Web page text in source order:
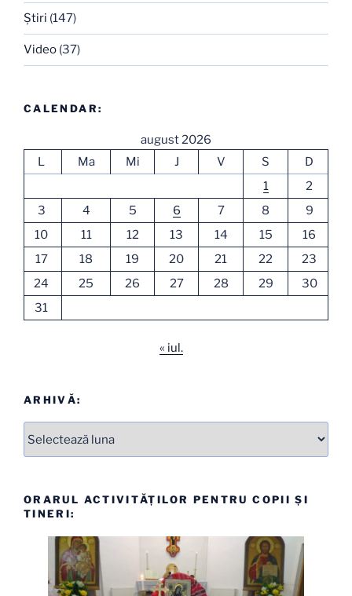
Ştiri (147)
Video (37)
CALENDAR:
august 2026
L
Ma Mi J V S
D
1
2
3
4 5 6 7 8
9
10
11 12 13 14 15
16
17
18 19 20 21 22
23
24
25 26 27 28 29
30
31
« iul.
ARHIVĂ:
ORARUL ACTIVITĂȚILOR PENTRU COPII ȘI
TINERI: